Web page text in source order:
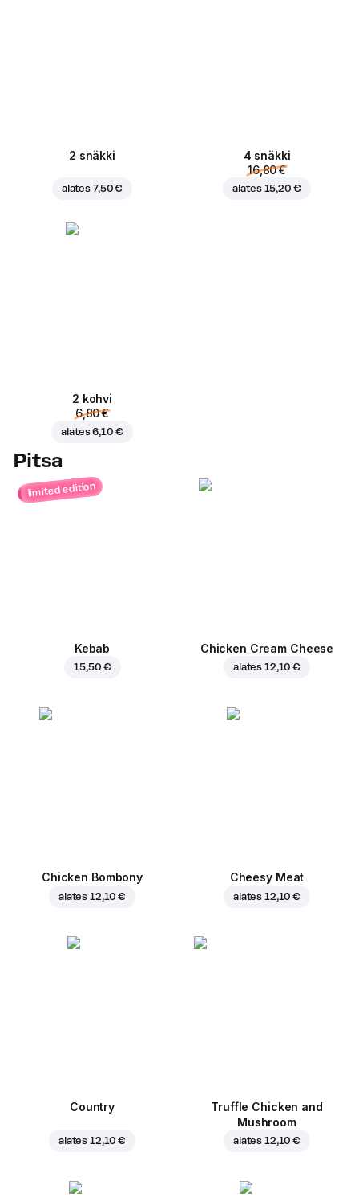
2 snäkki
alates 7,50 €
4 snäkki
16,80 €
alates 15,20 €
2 kohvi
6,80 €
alates6,10 €
Pitsa
limited edition
Kebab
15,50 €
Chicken Cream Cheese
alates 12,10 €
Chicken Bombony
alates 12,10 €
Cheesy Meat
alates 12,10 €
Country
alates 12,10 €
Truffle Chicken and
Mushroom
alates 12,10 €